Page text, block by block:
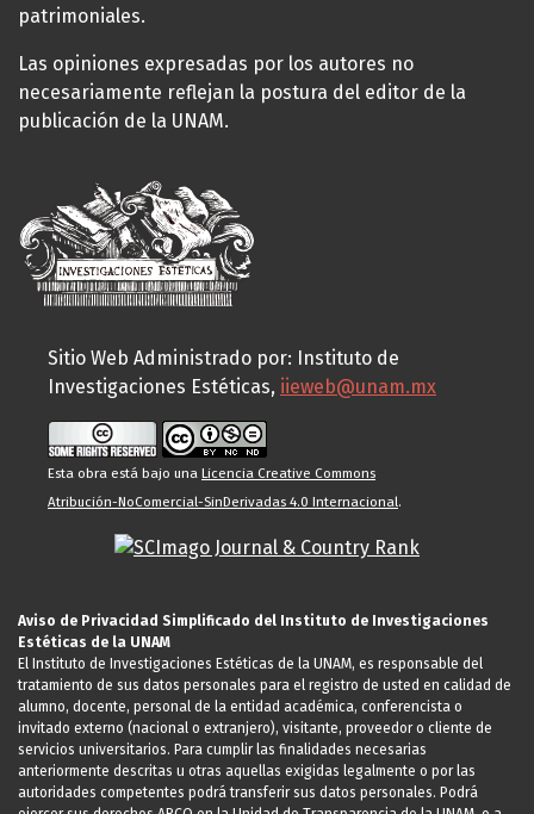
patrimoniales.
Las opiniones expresadas por los autores no
necesariamente reflejan la postura del editor de la
publicación de la UNAM.
Sitio Web Administrado por: Instituto de
Investigaciones Estéticas, iieweb@unam.mx
Esta obra está bajo una Licencia Creative Commons
Atribución-NoComercial-SinDerivadas 4.0 Internacional.
Aviso de Privacidad Simplificado del Instituto de Investigaciones
Estéticas de la UNAM
El Instituto de Investigaciones Estéticas de la UNAM, es responsable del
tratamiento de sus datos personales para el registro de usted en calidad de
alumno, docente, personal de la entidad académica, conferencista o
invitado externo (nacional o extranjero), visitante, proveedor o cliente de
servicios universitarios. Para cumplir las finalidades necesarias
anteriormente descritas u otras aquellas exigidas legalmente o por las
autoridades competentes podrá transferir sus datos personales. Podrá